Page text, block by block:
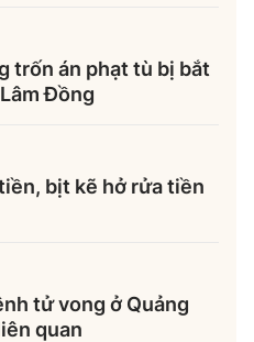
trốn án phạt tù bị bắt
Đồng
bịt kẽ hở rửa tiền
tử vong ở Quảng
quan